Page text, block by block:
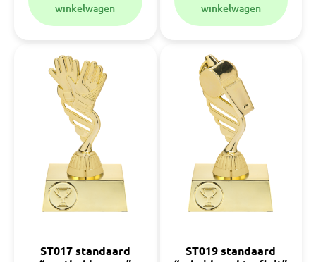
winkelwagen
winkelwagen
ST017 standaard
ST019 standaard